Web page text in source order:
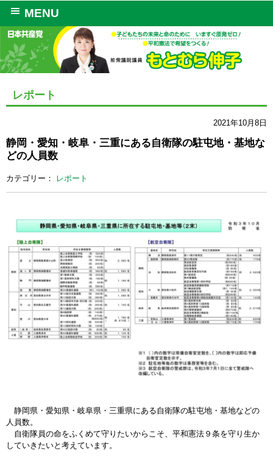
MENU
レポート
2021年10月8日
静岡・愛知・岐阜・三重にある自衛隊の駐屯地・基地な
どの人員数
カテゴリー： レポート
静岡県・愛知県・岐阜県・三重県にある自衛隊の駐屯地・基地などの
人員数。
自衛隊員の命をふくめて守りたいからこそ、平和憲法９条を守り生か
していきたいと考えています。